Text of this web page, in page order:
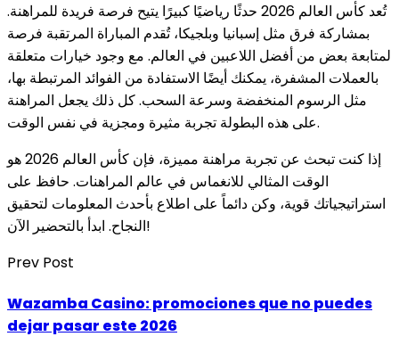
تُعد كأس العالم 2026 حدثًا رياضيًا كبيرًا يتيح فرصة فريدة للمراهنة.
بمشاركة فرق مثل إسبانيا وبلجيكا، تُقدم المباراة المرتقبة فرصة
لمتابعة بعض من أفضل اللاعبين في العالم. مع وجود خيارات متعلقة
بالعملات المشفرة، يمكنك أيضًا الاستفادة من الفوائد المرتبطة بها،
مثل الرسوم المنخفضة وسرعة السحب. كل ذلك يجعل المراهنة
على هذه البطولة تجربة مثيرة ومجزية في نفس الوقت.
إذا كنت تبحث عن تجربة مراهنة مميزة، فإن كأس العالم 2026 هو
الوقت المثالي للانغماس في عالم المراهنات. حافظ على
استراتيجياتك قوية، وكن دائماً على اطلاع بأحدث المعلومات لتحقيق
النجاح. ابدأ بالتحضير الآن!
Prev Post
Wazamba Casino: promociones que no puedes
dejar pasar este 2026